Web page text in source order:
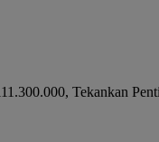
Tekankan